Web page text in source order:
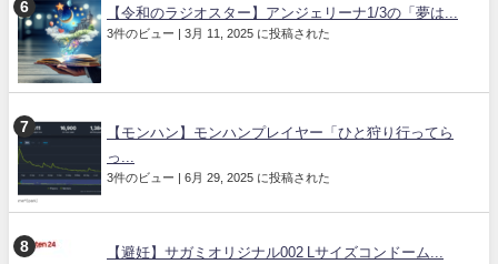
【令和のラジオスター】アンジェリーナ1/3の「夢は...
3件のビュー | 3月 11, 2025 に投稿された
【モンハン】モンハンプレイヤー「ひと狩り行ってら
っ...
3件のビュー | 6月 29, 2025 に投稿された
【避妊】サガミオリジナル002 Lサイズコンドーム...